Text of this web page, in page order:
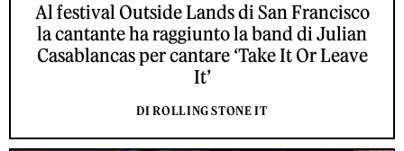
Al festival Outside Lands di San Francisco
la cantante ha raggiunto la band di Julian
Casablancas per cantare ‘Take It Or Leave
It’
DI ROLLING STONE IT